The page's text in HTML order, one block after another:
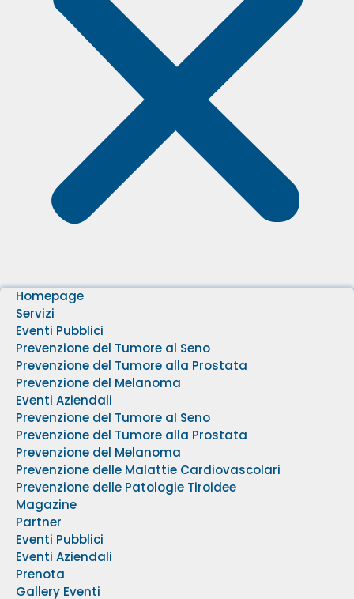
Homepage
Servizi
Eventi Pubblici
Prevenzione del Tumore al Seno
Prevenzione del Tumore alla Prostata
Prevenzione del Melanoma
Eventi Aziendali
Prevenzione del Tumore al Seno
Prevenzione del Tumore alla Prostata
Prevenzione del Melanoma
Prevenzione delle Malattie Cardiovascolari
Prevenzione delle Patologie Tiroidee
Magazine
Partner
Eventi Pubblici
Eventi Aziendali
Prenota
Gallery Eventi